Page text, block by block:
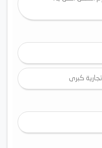
كبرى